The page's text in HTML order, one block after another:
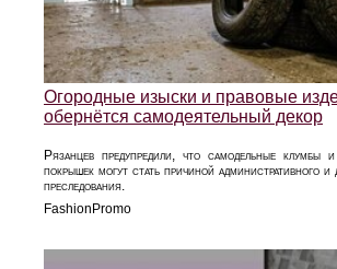
Огородные изыски и правовые
обернётся самодеятельный декор
Рязанцев предупредили, что самодельные клумбы
покрышек могут стать причиной административного и
преследования.
FashionPromo